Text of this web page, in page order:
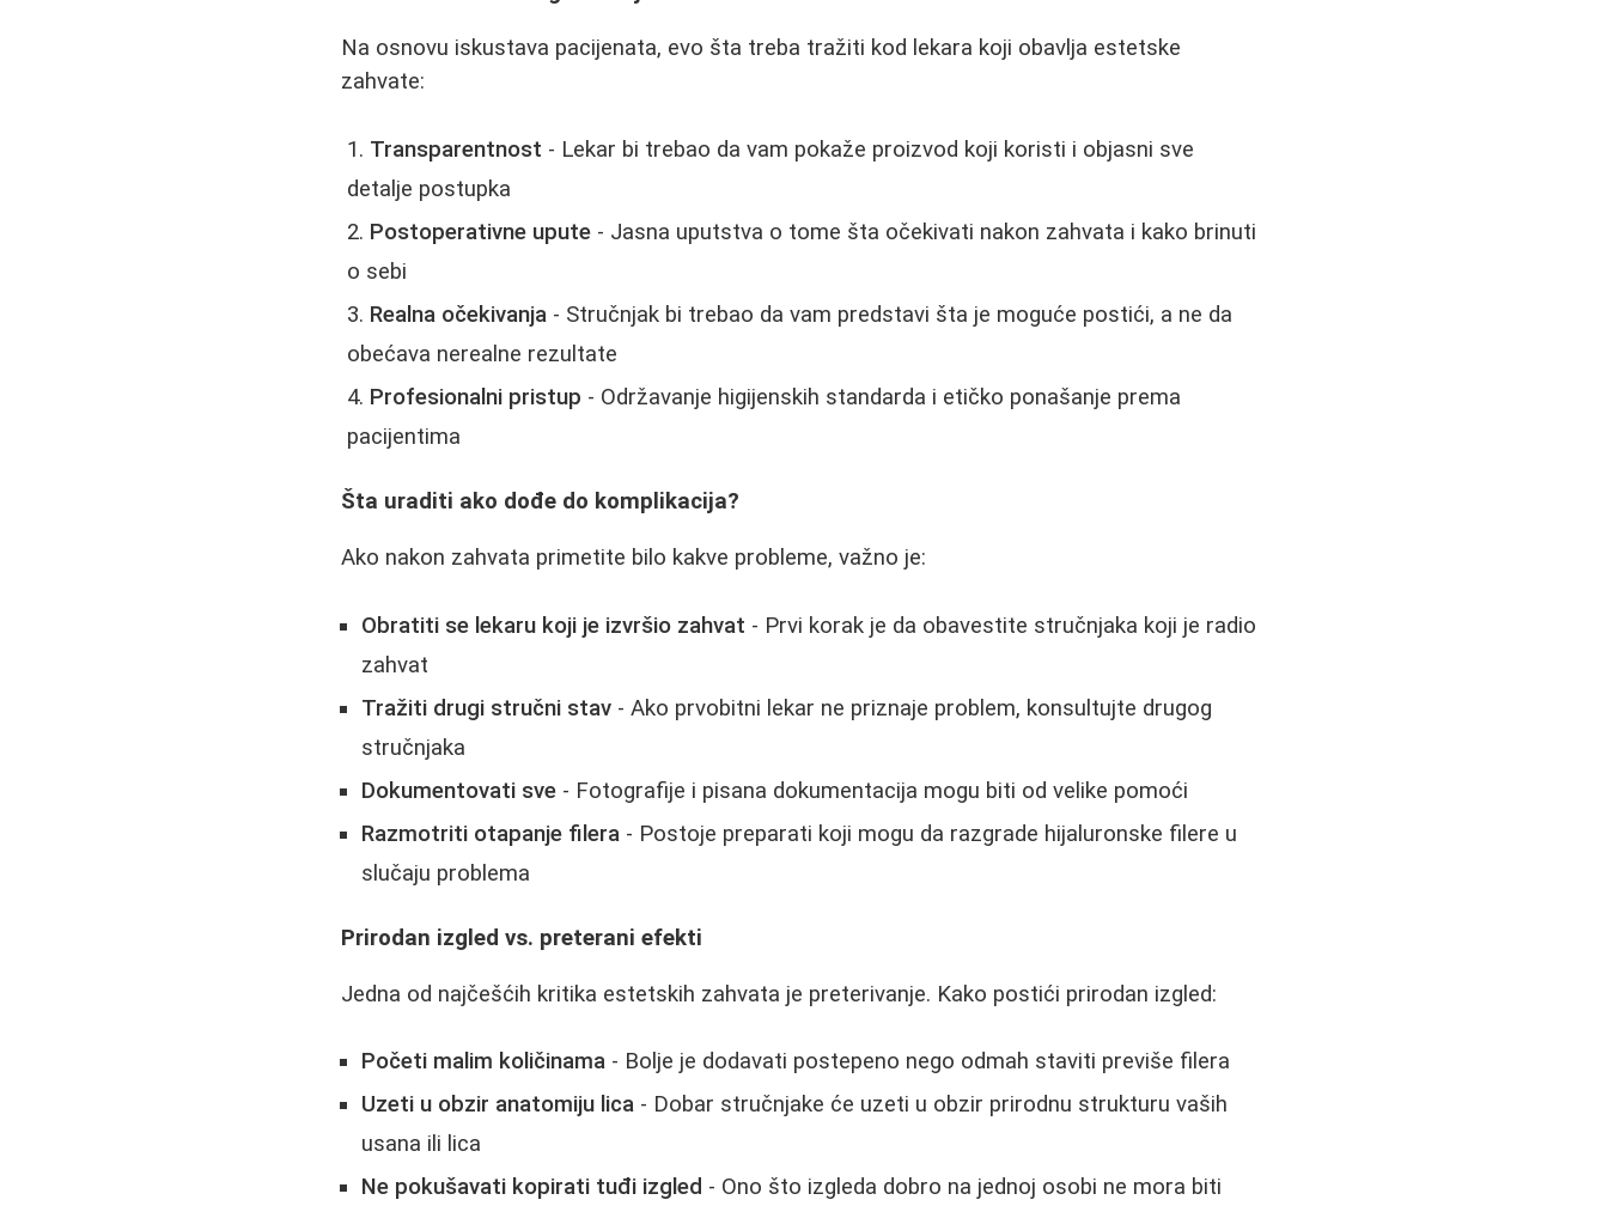
Na osnovu iskustava pacijenata, evo šta treba tražiti kod lekara koji obavlja estetske
zahvate:
Transparentnost - Lekar bi trebao da vam pokaže proizvod koji koristi i objasni sve
detalje postupka
Postoperativne upute - Jasna uputstva o tome šta očekivati nakon zahvata i kako brinuti
o sebi
Realna očekivanja - Stručnjak bi trebao da vam predstavi šta je moguće postići, a ne da
obećava nerealne rezultate
Profesionalni pristup - Održavanje higijenskih standarda i etičko ponašanje prema
pacijentima
Šta uraditi ako dođe do komplikacija?
Ako nakon zahvata primetite bilo kakve probleme, važno je:
Obratiti se lekaru koji je izvršio zahvat - Prvi korak je da obavestite stručnjaka koji je radio
zahvat
Tražiti drugi stručni stav - Ako prvobitni lekar ne priznaje problem, konsultujte drugog
stručnjaka
Dokumentovati sve - Fotografije i pisana dokumentacija mogu biti od velike pomoći
Razmotriti otapanje filera - Postoje preparati koji mogu da razgrade hijaluronske filere u
slučaju problema
Prirodan izgled vs. preterani efekti
Jedna od najčešćih kritika estetskih zahvata je preterivanje. Kako postići prirodan izgled:
Početi malim količinama - Bolje je dodavati postepeno nego odmah staviti previše filera
Uzeti u obzir anatomiju lica - Dobar stručnjake će uzeti u obzir prirodnu strukturu vaših
usana ili lica
Ne pokušavati kopirati tuđi izgled - Ono što izgleda dobro na jednoj osobi ne mora biti